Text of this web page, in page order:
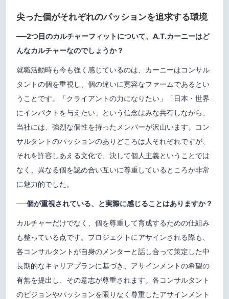
尖った個がそれぞれのパッションを追求する環境
──2つ目のカルチャーフィットについて、A.T.カーニーはど
んなカルチャーなのでしょうか？
就職活動時も今も強く感じているのは、カーニーはコンサル
タントの個を重視し、個の違いに寛容なファームであるとい
うことです。「クライアントの力になりたい」「日本・世界
にインパクトを与えたい」という信念はみな共有しながら、
当社には、強烈な個性を持ったメンバーが沢山います。コン
サルタントのパッションのありどころは人それぞれですが、
それを許容しあえる文化で、決して個人主義ということでは
なく、異なる個を認め合い互いに尊重しているところが非常
に魅力的でした。
──個が重視されている、と実際に感じることはありますか？
カルチャーだけでなく、個を尊重して育成するための仕組み
も整っている点です。プロジェクトにアサインされる際も、
各コンサルタントが自身のメンターと話し合って策定した中
長期的なキャリアプランに基づき、アサインメントの希望の
有無を提出し、その意志が尊重されます。各コンサルタント
のビジョンやパッションを限りなく尊重したアサインメント